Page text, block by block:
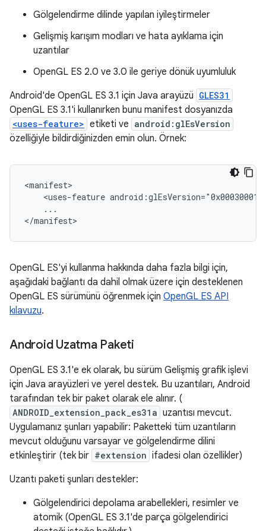
Gölgelendirme dilinde yapılan iyileştirmeler
Gelişmiş karışım modları ve hata ayıklama için
uzantılar
OpenGL ES 2.0 ve 3.0 ile geriye dönük uyumluluk
Android'de OpenGL ES 3.1 için Java arayüzü GLES31
OpenGL ES 3.1'i kullanırken bunu manifest dosyanızda
<uses-feature> etiketi ve android:glEsVersion
özelliğiyle bildirdiğinizden emin olun. Örnek:
<manifest>
<uses-feature android:glEsVersion="0x00030001"
    ...
</manifest>
OpenGL ES'yi kullanma hakkında daha fazla bilgi için,
aşağıdaki bağlantı da dahil olmak üzere için desteklenen
OpenGL ES sürümünü öğrenmek için OpenGL ES API
kılavuzu.
Android Uzatma Paketi
OpenGL ES 3.1'e ek olarak, bu sürüm Gelişmiş grafik işlevi
için Java arayüzleri ve yerel destek. Bu uzantıları, Android
tarafından tek bir paket olarak ele alınır. (
ANDROID_extension_pack_es31a uzantısı mevcut.
Uygulamanız şunları yapabilir: Paketteki tüm uzantıların
mevcut olduğunu varsayar ve gölgelendirme dilini
etkinleştirir (tek bir #extension ifadesi olan özellikler)
Uzantı paketi şunları destekler:
Gölgelendirici depolama arabellekleri, resimler ve
atomik (OpenGL ES 3.1'de parça gölgelendirici